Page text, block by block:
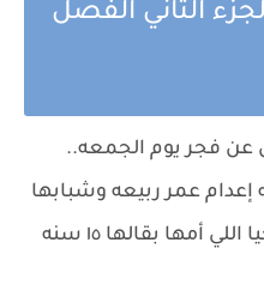
الثاني الفصل
عن فجر يوم الجمعه..
إعدام عمر ربيعه وشبابها
على طريقة ابوها..الموت بالحيا اللي أمها بقالها ١٥ سنه